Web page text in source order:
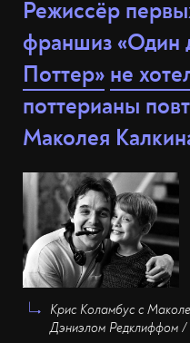
Режиссёр
франшиз «Один
Поттер» не
поттерианы
Маколея
Крис Коламбус с
Дэниэлом Редклиффом